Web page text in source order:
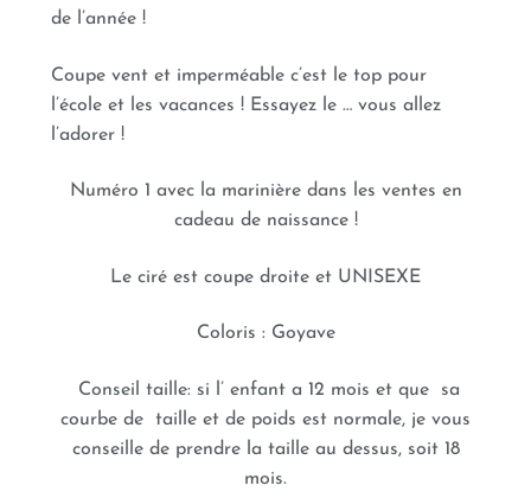
de l’année !
Coupe vent et imperméable c’est le top pour
l’école et les vacances ! Essayez le … vous allez
l’adorer !
Numéro 1 avec la marinière dans les ventes en
cadeau de naissance !
Le ciré est coupe droite et UNISEXE
Coloris : Goyave
Conseil taille: si l’ enfant a 12 mois et que sa
courbe de taille et de poids est normale, je vous
conseille de prendre la taille au dessus, soit 18
mois.